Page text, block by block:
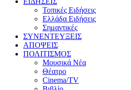
Τοπικές Ειδήσεις
Ελλάδα Ειδήσεις
Σημαντικές
ΣΥΝΕΝΤΕΥΞΕΙΣ
ΑΠΟΨΕΙΣ
ΠΟΛΙΤΙΣΜΟΣ
Μουσικά Νέα
Θέατρο
Cinema/TV